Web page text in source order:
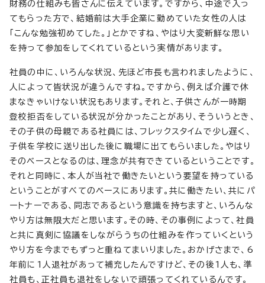
財務の仕組みも皆さんに伝えています。ですから、中途で入っ
てもらった方で、結婚前は大手企業に勤めていた女性の人は
「こんな勉強初めてした。」とかですね、やはり大変新鮮な思い
を持って参加をしてくれているという実情があります。
社員の中に、いろんな状況、先ほど市長も言われましたように、
人によって皆状況が違うんですね。ですから、例えば介護で休
まなきゃいけない状況もあります。それと、子供さんが一時期
登校拒否をしている状況が分かったことがあり、そういうとき、
その子供の母親である社員には、フレックスタイムで少し遅く、
子供を学校に送り出した後に職場に出てもらいました。やはり
そのベースとなるのは、理念が共有できているということです。
それと同時に、本人が当社で働きたいという要望を持っている
ということがすべてのベースにあります。共に働きたい、共にパ
ートナーである、同志であるという意識を持ちますと、いろんな
やり方は無限大だと思います。その時、その事例によって、社員
と共に真剣に協議をしながらうちの仕組みを作っていくという
やり方を今までもずっと重ねてまいりました。おかげさまで、6
年前に1人退社があって補充したんですけど、その後1人も、準
社員も、正社員も退社をしないで頑張ってくれているんです。